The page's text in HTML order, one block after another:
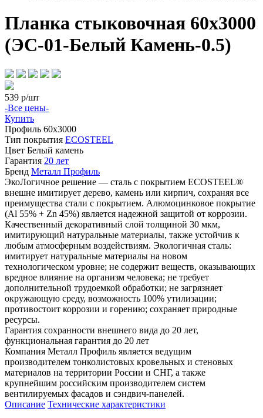
Планка стыковочная 60х3000
(ЭС-01-Белый Камень-0.5)
539 р/шт
-Все цены-
Купить
Профиль 60х3000
Тип покрытия ECOSTEEL
Цвет Белый камень
Гарантия 20 лет
Бренд Металл Профиль
ЭкоЛогичное решение — сталь с покрытием ECOSTEEL®
внешне имитирует дерево, камень или кирпич, сохраняя все
преимущества стали с покрытием. Алюмоцинковое покрытие
(Аl 55% + Zn 45%) является надежной защитой от коррозии.
Качественный декоративный слой толщиной 30 мкм,
имитирующий натуральные материалы, также устойчив к
любым атмосферным воздействиям. Экологичная сталь:
имитирует натуральные материалы на новом
технологическом уровне; не содержит веществ, оказывающих
вредное влияние на организм человека; не требует
дополнительной трудоемкой обработки; не загрязняет
окружающую среду, возможность 100% утилизации;
противостоит коррозии и горению; сохраняет природные
ресурсы.
Гарантия сохранности внешнего вида до 20 лет,
функциональная гарантия до 20 лет
Компания Металл Профиль является ведущим
производителем тонколистовых кровельных и стеновых
материалов на территории России и СНГ, а также
крупнейшим российским производителем систем
вентилируемых фасадов и сэндвич-панелей.
Описание Технические характеристики